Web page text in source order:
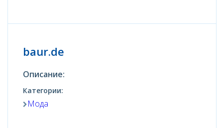
baur.de
Описание:
Категории:
Мода